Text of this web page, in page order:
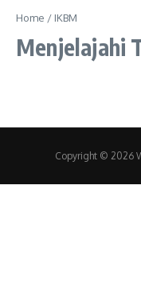
Home / IKBM
Menjelajahi
Copyright © 2026